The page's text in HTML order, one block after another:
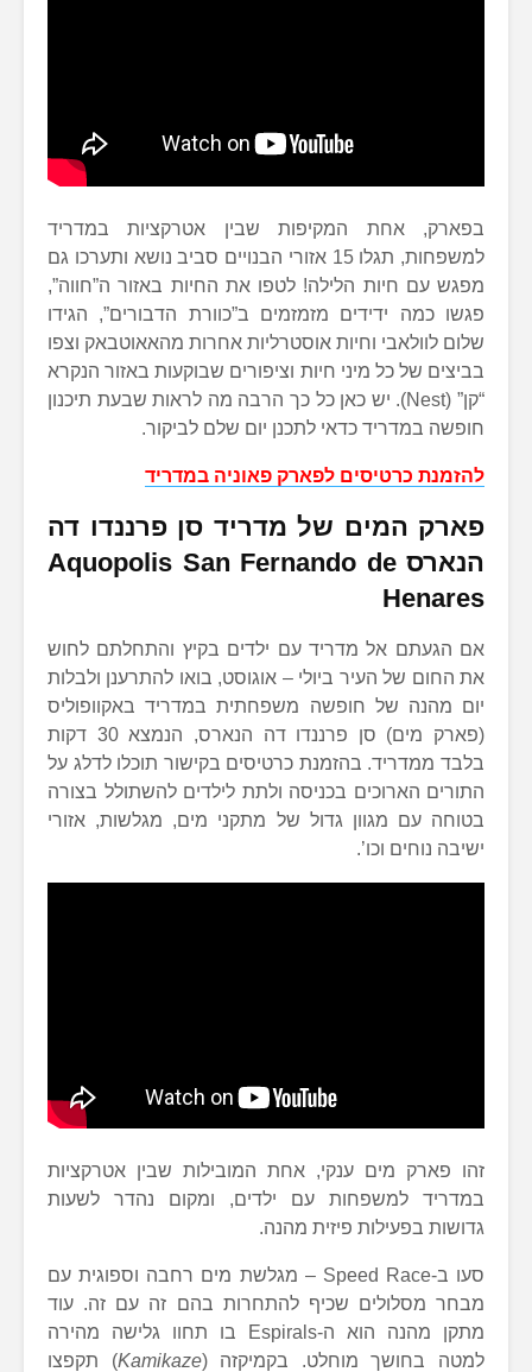
בפארק, אחת המקיפות שבין אטרקציות במדריד
למשפחות, תגלו 15 אזורי הבנויים סביב נושא ותערכו גם
מפגש עם חיות הלילה! לטפו את החיות באזור ה”חווה”,
פגשו כמה ידידים מזמזמים ב”כוורת הדבורים”, הגידו
שלום לוולאבי וחיות אוסטרליות אחרות מהאאוטבאק וצפו
בביצים של כל מיני חיות וציפורים שבוקעות באזור הנקרא
“קן” (Nest). יש כאן כל כך הרבה מה לראות שבעת תיכנון
חופשה במדריד כדאי לתכנן יום שלם לביקור.
להזמנת כרטיסים לפארק פאוניה במדריד
פארק המים של מדריד סן פרננדו דה
הנארס Aquopolis San Fernando de
Henares
אם הגעתם אל מדריד עם ילדים בקיץ והתחלתם לחוש
את החום של העיר ביולי – אוגוסט, בואו להתרענן ולבלות
יום מהנה של חופשה משפחתית במדריד באקוופוליס
(פארק מים) סן פרננדו דה הנארס, הנמצא 30 דקות
בלבד ממדריד. בהזמנת כרטיסים בקישור תוכלו לדלג על
התורים הארוכים בכניסה ולתת לילדים להשתולל בצורה
בטוחה עם מגוון גדול של מתקני מים, מגלשות, אזורי
ישיבה נוחים וכו’.
זהו פארק מים ענקי, אחת המובילות שבין אטרקציות
במדריד למשפחות עם ילדים, ומקום נהדר לשעות
גדושות בפעילות פיזית מהנה.
סעו ב-Speed Race – מגלשת מים רחבה וספוגית עם
מבחר מסלולים שכיף להתחרות בהם זה עם זה. עוד
מתקן מהנה הוא ה-Espirals בו תחוו גלישה מהירה
למטה בחושך מוחלט. בקמיקזה (Kamikaze) תקפצו